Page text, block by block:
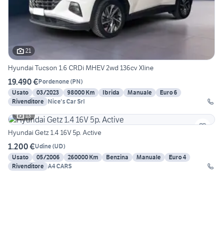
21
Hyundai Tucson 1.6 CRDi MHEV 2wd 136cv Xline
19.490 €Pordenone(PN)
Usato
03/2023 98000 Km Ibrida Manuale
Euro 6
Rivenditore Nice's Car Srl
13
Hyundai Getz 1.4 16V 5p. Active
1.200 €Udine(UD)
Usato
05/2006 260000 Km Benzina Manuale
Euro 4
Rivenditore A4 CARS